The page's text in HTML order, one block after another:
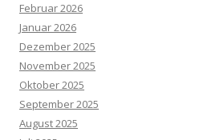
Februar 2026
Januar 2026
Dezember 2025
November 2025
Oktober 2025
September 2025
August 2025